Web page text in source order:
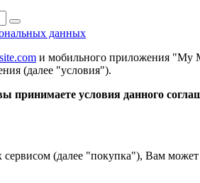
данных
и мобильного приложения "My
(далее "условия").
принимаете условия данного
сервисом (далее "покупка"), Вам